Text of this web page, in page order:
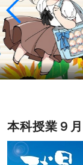
本科授業９